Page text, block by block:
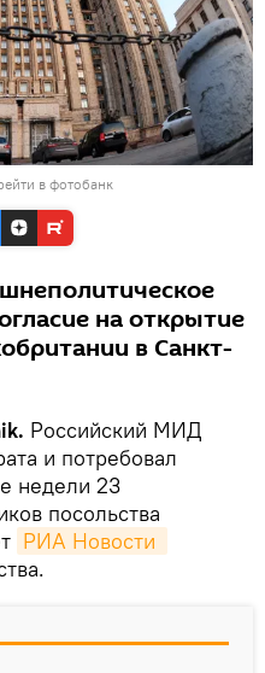
в фотобанк
на открытие
в Санкт-
Российский МИД
и потребовал
недели 23
посольства